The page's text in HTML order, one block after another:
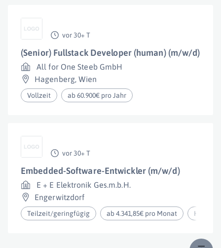
vor 30+ T
(Senior) Fullstack Developer (human) (m/w/d)
All for One Steeb GmbH
Hagenberg,Wien
Vollzeit ab 60.900€ pro Jahr
vor 30+ T
Embedded-Software-Entwickler (m/w/d)
E + E Elektronik Ges.m.b.H.
Engerwitzdorf
Teilzeit/geringfügig ab 4.341,85€ pro Monat